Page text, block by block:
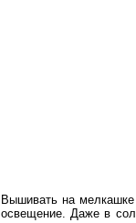
Вышивать на
освещение. Даже в